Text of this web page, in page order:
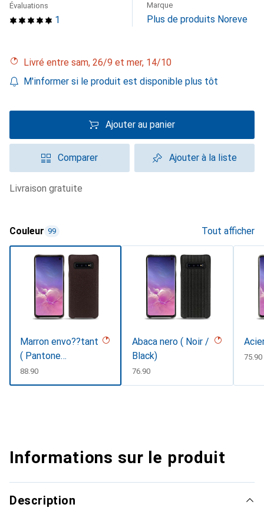
1
Évaluations Marque
Plus de produits Noreve
Livré entre sam, 26/9 et mer, 14/10
M'informer si le produit est disponible plus tôt
Ajouter au panier
Comparer Ajouter à la liste
livraison gratuite
Couleur 99 Tout afficher
Marron envo??tant
( Pantone
#4e3629 )
CHF
88.90
Abaca nero ( Noir /
Black)
CHF
76.90
CHF
75.90
Informations sur le produit
Description